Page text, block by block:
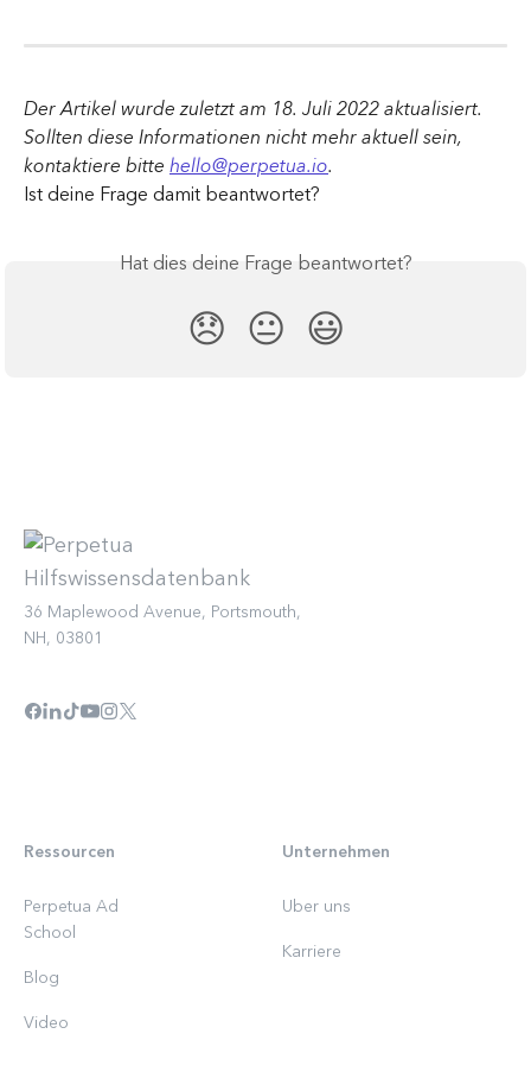
Der Artikel wurde zuletzt am 18. Juli 2022 aktualisiert.
Sollten diese Informationen nicht mehr aktuell sein,
kontaktiere bitte hello@perpetua.io.
Ist deine Frage damit beantwortet?
Hat dies deine Frage beantwortet?
😞 😐 😃
36 Maplewood Avenue, Portsmouth,
NH, 03801
Ressourcen
Perpetua Ad
School
Blog
Video
Unternehmen
Uber uns
Karriere